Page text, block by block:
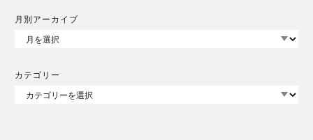
月別アーカイブ
カテゴリー